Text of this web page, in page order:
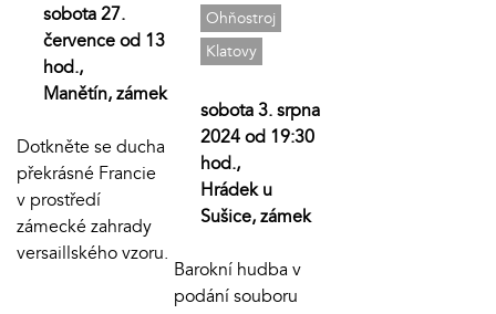
sobota 27.
července od 13
hod.,
Manětín, zámek
Dotkněte se ducha
překrásné Francie
v prostředí
zámecké zahrady
versaillského vzoru.
Ohňostroj
Klatovy
sobota 3. srpna
2024 od 19:30
hod.,
Hrádek u
Sušice, zámek
Barokní hudba v
podání souboru